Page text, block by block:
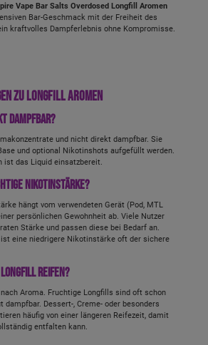
Vape Bar Salts Overdosed Longfill Aromen
Bar-Geschmack mit der Freiheit des
kraftvolles Dampferlebnis ohne Kompromisse.
zu Longfill Aromen
dampfbar?
und nicht direkt dampfbar. Sie
und optional Nikotinshots aufgefüllt werden.
ist das Liquid einsatzbereit.
Nikotinstärke?
hängt vom verwendeten Gerät (Pod, MTL
persönlichen Gewohnheit ab. Viele Nutzer
Stärke und passen diese bei Bedarf an.
eine niedrigere Nikotinstärke oft der sichere
Longfill reifen?
Aroma. Fruchtige Longfills sind oft schon
dampfbar. Dessert-, Creme- oder besonders
häufig von einer längeren Reifezeit, damit
entfalten kann.